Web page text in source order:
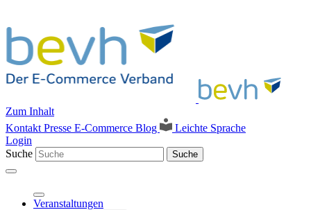
Zum Inhalt
Kontakt Presse E-Commerce Blog
Leichte Sprache
Login
Suche
Suche
Veranstaltungen